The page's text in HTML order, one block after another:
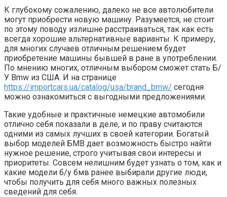
К глубокому сожалению, далеко не все автолюбители
могут приобрести новую машину. Разумеется, не стоит
по этому поводу излишне расстраиваться, так как есть
всегда хорошие альтернативные варианты. К примеру,
для многих случаев отличным решением будет
приобретение машины бывшей в ране в употреблении.
По мнению многих, отличным выбором сможет стать Б/
У Bmw из США. И на странице
https://importcars.ua/catalog/usa/brand_bmw/ сегодня
можно ознакомиться с выгодными предложениями.
Такие удобные и практичные немецкие автомобили
отлично себя показали в деле, и по праву считаются
одними из самых лучших в своей категории. Богатый
выбор моделей БМВ дает возможность быстро найти
нужное решение, строго учитывая свои интересы и
приоритеты. Совсем нелишним будет узнать о том, как и
какие модели б/у бмв ранее выбирали другие люди,
чтобы получить для себя много важных полезных
сведений для себя.